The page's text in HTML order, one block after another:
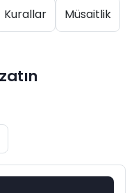
Kurallar Müsaitlik